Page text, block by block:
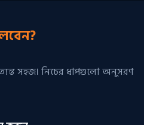
সহজ। নিচের ধাপগুলো অনুসরণ